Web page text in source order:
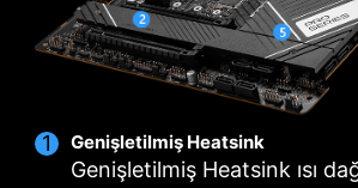
Genişletilmiş Heatsink
Genişletilmiş Heatsink ısı